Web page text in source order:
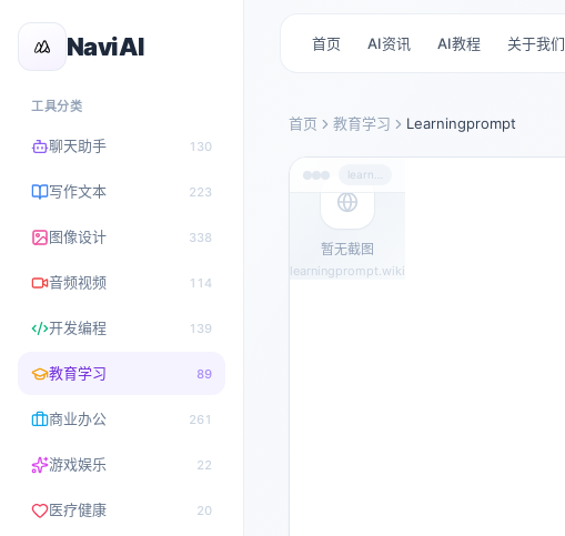
NaviAI
工具分类
聊天助手 130
写作文本 223
图像设计 338
音频视频 114
开发编程 139
教育学习 89
商业办公 261
游戏娱乐 22
医疗健康 20
首页 AI资讯 AI教程 关于我们
首页 教育学习 Learningprompt
暂无截图
learningprompt.wiki